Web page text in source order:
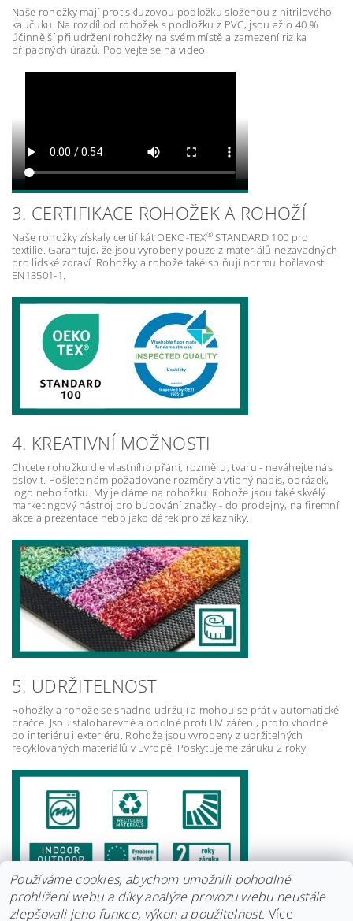
Naše rohožky mají protiskluzovou podložku složenou z nitrilového
kaučuku. Na rozdíl od rohožek s podložku z PVC, jsou až o 40 %
účinnější při udržení rohožky na svém místě a zamezení rizika
případných úrazů. Podívejte se na video.
3. CERTIFIKACE ROHOŽEK A ROHOŽÍ
Naše rohožky získaly certifikát OEKO-TEX® STANDARD 100 pro
textilie. Garantuje, že jsou vyrobeny pouze z materiálů nezávadných
pro lidské zdraví. Rohožky a rohože také splňují normu hořlavost
EN13501-1.
4. KREATIVNÍ MOŽNOSTI
Chcete rohožku dle vlastního přání, rozměru, tvaru - neváhejte nás
oslovit. Pošlete nám požadované rozměry a vtipný nápis, obrázek,
logo nebo fotku. My je dáme na rohožku. Rohože jsou také skvělý
marketingový nástroj pro budování značky - do prodejny, na firemní
akce a prezentace nebo jako dárek pro zákazníky.
5. UDRŽITELNOST
Rohožky a rohože se snadno udržují a mohou se prát v automatické
pračce. Jsou stálobarevné a odolné proti UV záření, proto vhodné
do interiéru i exteriéru. Rohože jsou vyrobeny z udržitelných
recyklovaných materiálů v Evropě. Poskytujeme záruku 2 roky.
Používáme cookies, abychom umožnili pohodlné
prohlížení webu a díky analýze provozu webu neustále
zlepšovali jeho funkce, výkon a použitelnost. Více